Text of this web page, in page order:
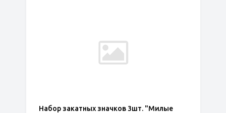
Набор закатных значков 3шт. "Милые